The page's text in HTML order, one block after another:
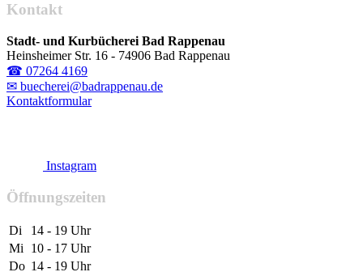
Kontakt
Stadt- und Kurbücherei Bad Rappenau
Heinsheimer Str. 16 - 74906 Bad Rappenau
☎ 07264 4169
✉ buecherei@badrappenau.de
Kontaktformular
Instagram
Öffnungszeiten
Di
14 - 19 Uhr
Mi
10 - 17 Uhr
Do 14 - 19 Uhr